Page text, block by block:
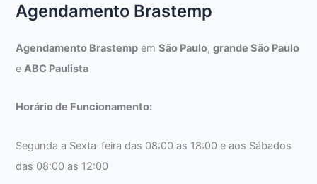
Agendamento Brastemp
Agendamento Brastemp emSão Paulo,grande São Paulo
eABC Paulista
Horário de Funcionamento:
Segunda a Sexta-feira das 08:00 as 18:00 e aos Sábados
das 08:00 as 12:00